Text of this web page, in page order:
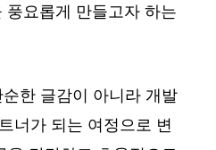
풍요롭게 만들고자 하는
한 글감이 아니라 개발
너가 되는 여정으로 변